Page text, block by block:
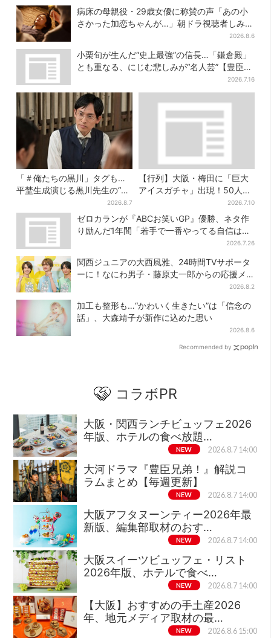
病床の母親役・29歳女優に称賛の声「あの小
さかった加恋ちゃんが…」朝ドラ視聴者しみじ
2026.8.6
小栗旬が生んだ“史上最強”の信長…「鎌倉殿」
とも重なる、にじむ悲しみが“名人芸”【豊臣兄
2026.7.16
「＃俺たちの黒川」タグも…
平埜生成演じる黒川先生の“退
場”にSNS悲鳴「もっと見たか
った」
2026.8.7
【行列】大阪・梅田に「巨大
アイスガチャ」出現！50人以
上が列…初日は即終了、残る
開催日は？
2026.7.10
ゼロカランが『ABCお笑いGP』優勝、ネタ作
り励んだ1年間「若手で一番やってる自信はあ
2026.7.26
関西ジュニアの大西風雅、24時間TVサポータ
ーに！なにわ男子・藤原丈一郎からの応援メ
2026.8.2
加工も整形も…“かわいく生きたい”は「信念の
話」、大森靖子が新作に込めた思い
2026.8.6
Recommended by
コラボPR
大阪・関西ランチビュッフェ2026
年版、ホテルの食べ放題…
NEW 2026.8.7 14:00
大河ドラマ『豊臣兄弟！』解説コ
ラムまとめ【毎週更新】
NEW 2026.8.7 14:00
大阪アフタヌーンティー2026年最
新版、編集部取材のおす…
NEW 2026.8.7 14:00
大阪スイーツビュッフェ・リスト
2026年版、ホテルで食べ…
NEW 2026.8.7 14:00
【大阪】おすすめの手土産2026
年、地元メディア取材の最…
NEW 2026.8.6 15:00